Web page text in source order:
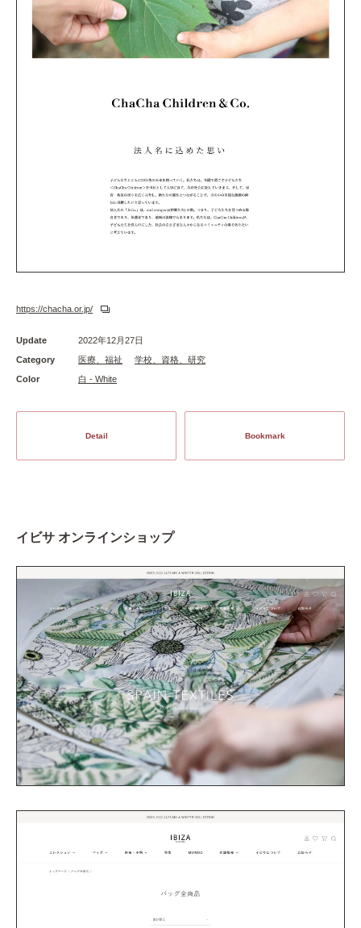
https://chacha.or.jp/
Update
2022年12月27日
Category
医療、福祉
学校、資格、研究
Color
白 - White
Detail Bookmark
イビサ オンラインショップ